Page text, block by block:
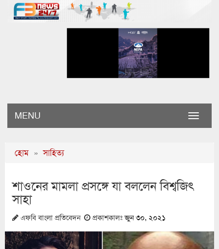
Toggle
MENU
হোম » সাহিত্য
শাওনের মামলা প্রসঙ্গে যা বললেন বিশ্বজিৎ
সাহা
এফবি বাংলা প্রতিবেদন প্রকাশকালঃজুন ৩০, ২০২১